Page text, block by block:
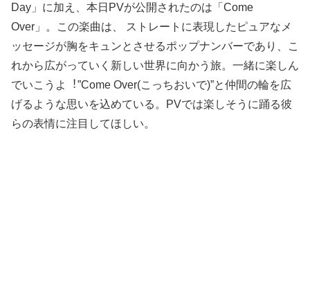
Day」に加え、本⽇PVが公開されたのは「Come
Over」。この楽曲は、 ストレートに表現したピュアなメ
ッセージが胸をキュンとさせるポップナンバーであり、こ
れから広がっていく新しい世界に向かう旅。⼀緒に楽しん
でいこうよ︕”Come Over(こっちおいで)”と仲間の輪を広
げるような思いを込めている。PVでは楽しそうに踊る彼
らの表情に注目してほしい。